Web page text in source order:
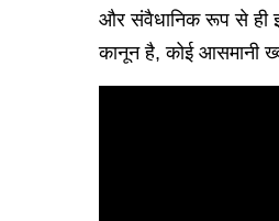
और संवैधानिक रूप से ही
कानून है, कोई आसमानी